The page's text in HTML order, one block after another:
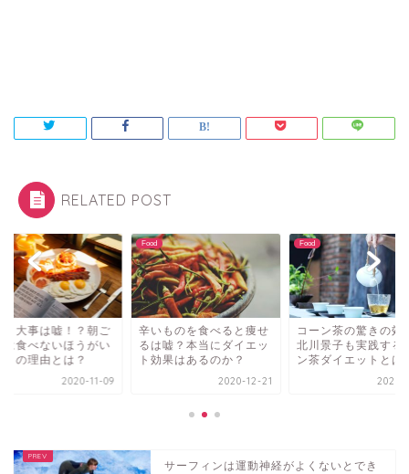
RELATED POST
＝大事は嘘！？朝ご
は食べないほうがい
きの理由とは？
2020-11-09
Food
辛いものを食べると痩せ
るは嘘？本当にダイエッ
ト効果はあるのか？
2020-12-21
Food
コーン茶の驚きの効
北川景子も実践する
ン茶ダイエットとは
2021-
サーフィンは運動神経がよくないとでき